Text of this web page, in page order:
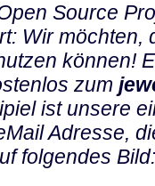
Source
Wir möchten,
können!
zum
ist unsere
Adresse,
folgendes Bild: